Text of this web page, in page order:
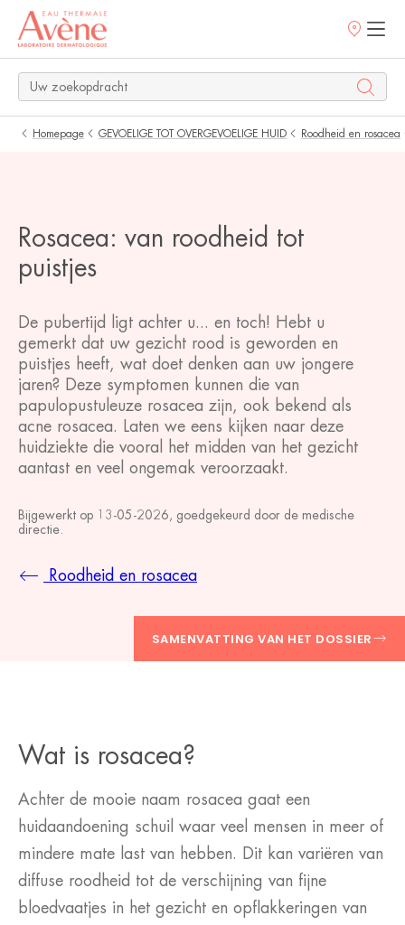
Homepage GEVOELIGE TOT OVERGEVOELIGE HUID Roodheid en rosacea
Rosacea: van roodheid tot
puistjes
De pubertijd ligt achter u... en toch! Hebt u
gemerkt dat uw gezicht rood is geworden en
puistjes heeft, wat doet denken aan uw jongere
jaren? Deze symptomen kunnen die van
papulopustuleuze rosacea zijn, ook bekend als
acne rosacea. Laten we eens kijken naar deze
huidziekte die vooral het midden van het gezicht
aantast en veel ongemak veroorzaakt.
Bijgewerkt op 13-05-2026 , goedgekeurd door de medische
directie
Roodheid en rosacea
SAMENVATTING VAN HET DOSSIER
Wat is rosacea?
Achter de mooie naam rosacea gaat een
huidaandoening schuil waar veel mensen in meer of
mindere mate last van hebben. Dit kan variëren van
diffuse roodheid tot de verschijning van fijne
bloedvaatjes in het gezicht en opflakkeringen van